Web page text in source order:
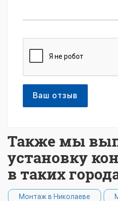
Ваш отзыв
Также мы
установку
в таких
Монтаж в Николаеве